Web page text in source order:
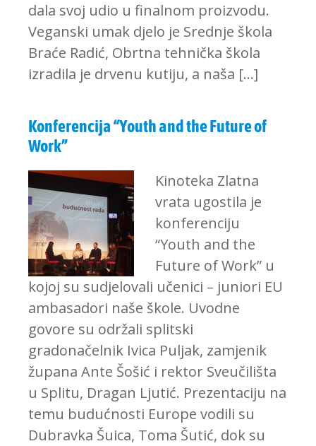
dala svoj udio u finalnom proizvodu.
Veganski umak djelo je Srednje škola
Braće Radić, Obrtna tehnička škola
izradila je drvenu kutiju, a naša […]
Konferencija “Youth and the Future of
Work”
Kinoteka Zlatna
vrata ugostila je
konferenciju
“Youth and the
Future of Work” u
kojoj su sudjelovali učenici – juniori EU
ambasadori naše škole. Uvodne
govore su održali splitski
gradonačelnik Ivica Puljak, zamjenik
župana Ante Šošić i rektor Sveučilišta
u Splitu, Dragan Ljutić. Prezentaciju na
temu budućnosti Europe vodili su
Dubravka Šuica, Toma Šutić, dok su